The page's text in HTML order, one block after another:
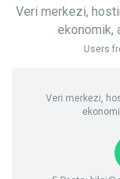
Veri merkezi,
ekonomik,
Users
Veri merkezi,